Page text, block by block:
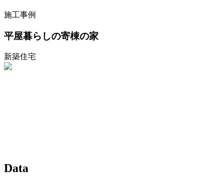
施工事例
平屋暮らしの寄棟の家
新築住宅
Data